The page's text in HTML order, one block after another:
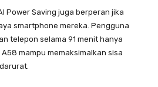
Power Saving juga berperan jika
smartphone mereka. Pengguna
telepon selama 91 menit hanya
mampu memaksimalkan sisa